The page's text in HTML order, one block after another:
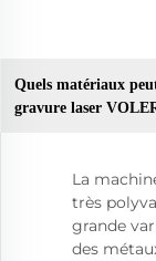
Quels matériaux
gravure laser
La
très
grande
des